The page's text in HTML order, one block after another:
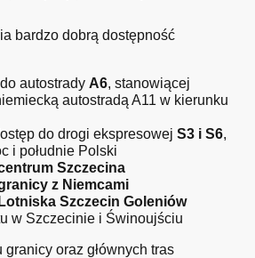
bardzo dobrą dostępność
autostrady A6, stanowiącej
autostradą A11 w kierunku
do drogi ekspresowej S3 i S6,
i południe Polski
Szczecina
z Niemcami
Szczecin Goleniów
w Szczecinie i Świnoujściu
granicy oraz głównych tras